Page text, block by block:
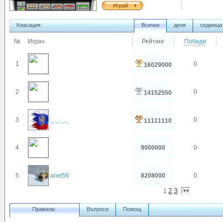
Играй
Класация: Всички деня
№ Играч Рейтинг Победи
1 16029000 0
2 14152550 0
3 _._._._ 11111110 0
4 9000000 0
5 anet56 8208000 0
12 3
Правила: Въпроси Помощ